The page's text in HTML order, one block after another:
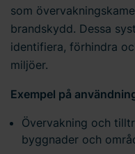
som
brandskydd. Dessa
identifiera, förhindra
miljöer.
Exempel på
Övervakning och
byggnader och